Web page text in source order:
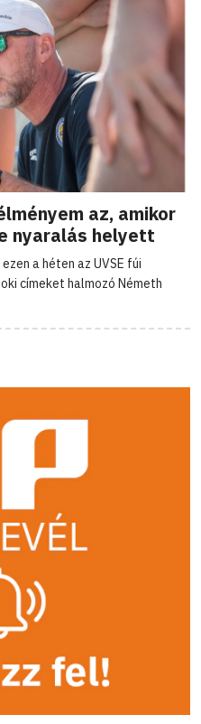
az, amikor
nyaralás helyett
a héten az UVSE fúi
címeket halmozó Németh